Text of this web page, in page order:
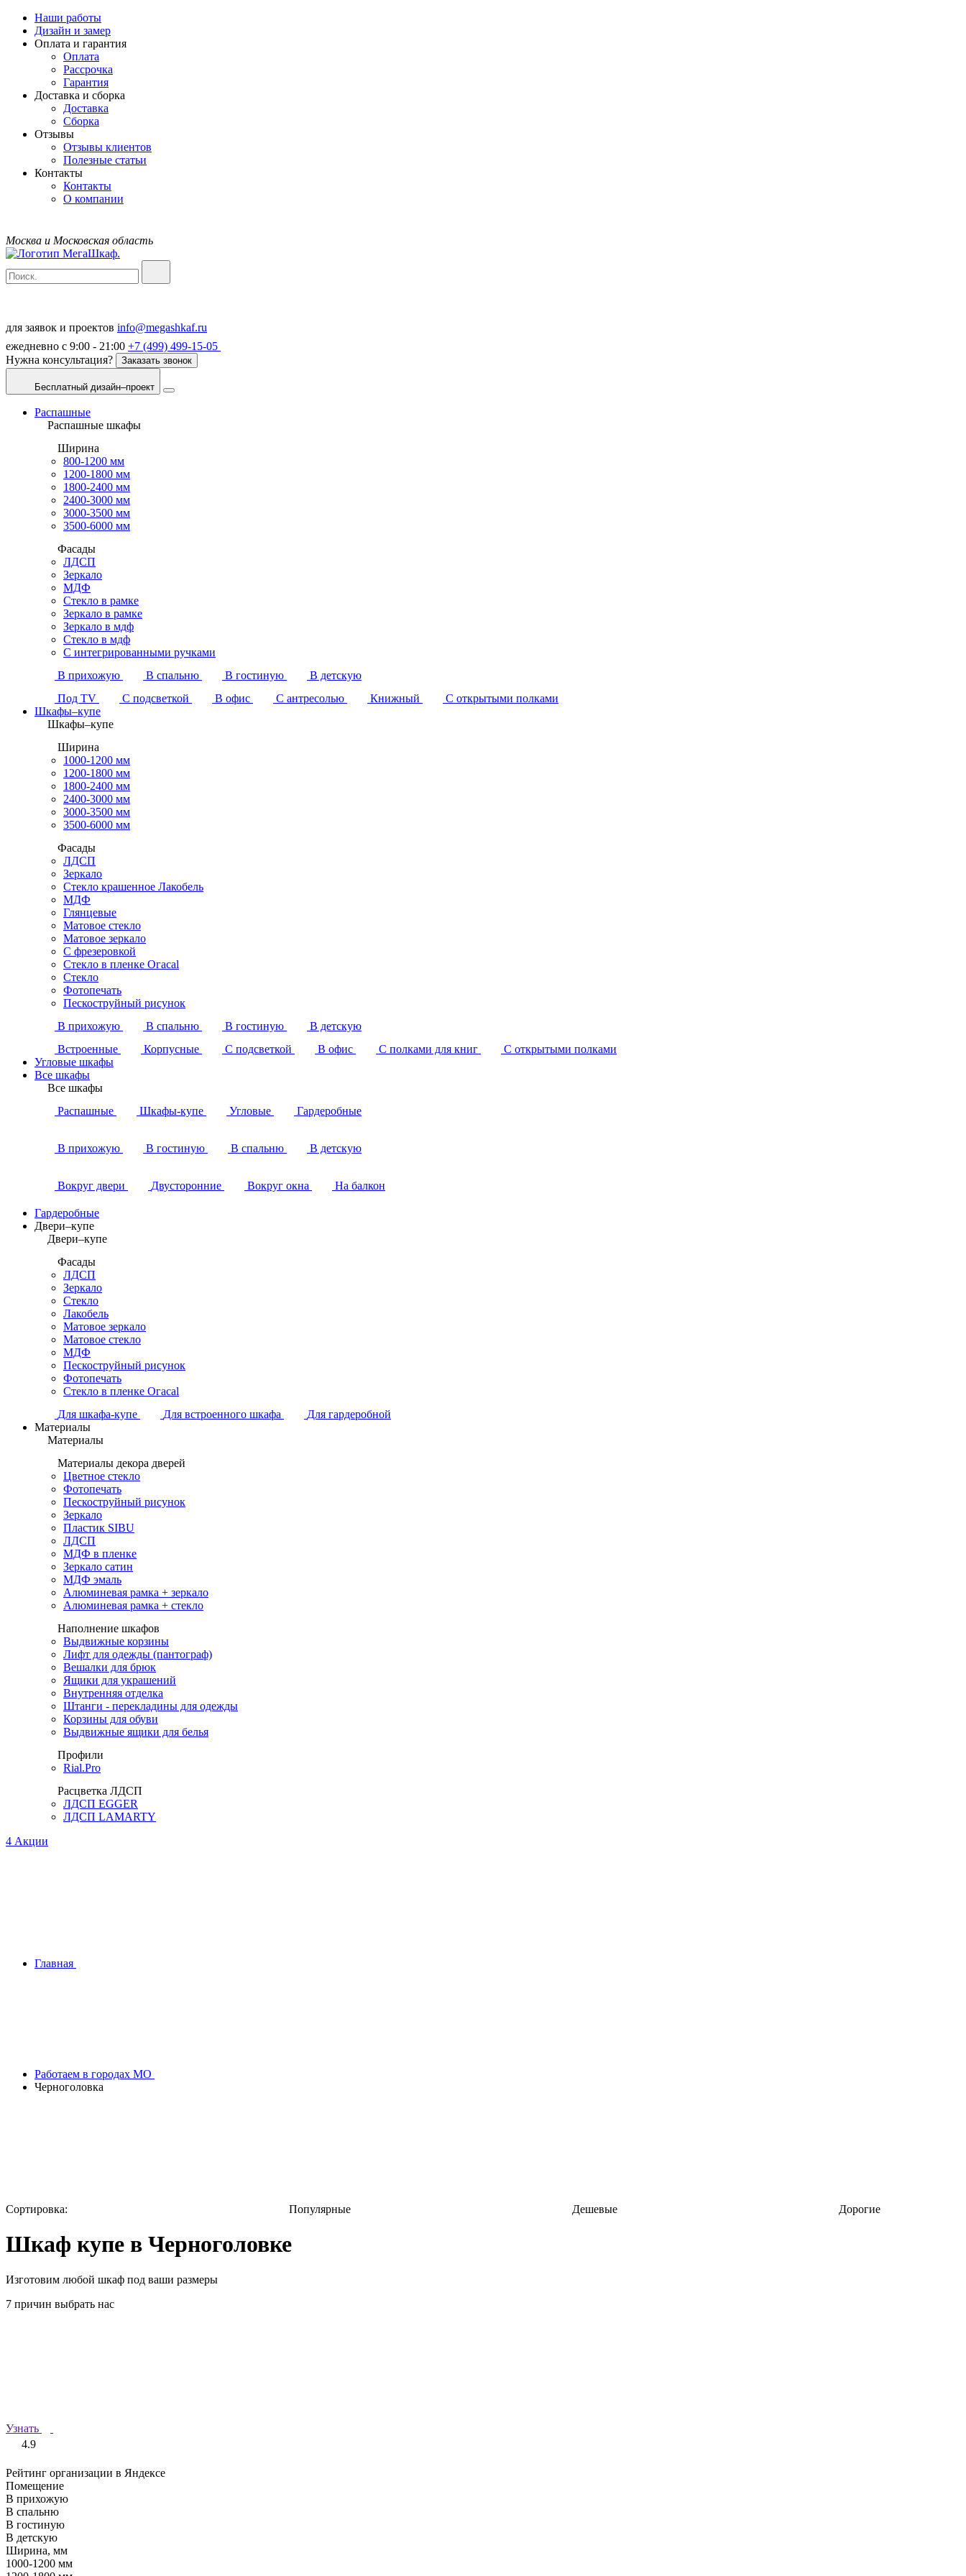
Наши работы
Дизайн и замер
Оплата и гарантия
Оплата
Рассрочка
Гарантия
Доставка и сборка
Доставка
Сборка
Отзывы
Отзывы клиентов
Полезные статьи
Контакты
Контакты
О компании
Москва и Московская область
для заявок и проектов info@megashkaf.ru
ежедневно с 9:00 - 21:00 +7 (499) 499-15-05
Нужна консультация?
Заказать звонок
Бесплатный дизайн–проект
Распашные
Распашные шкафы
Ширина
800-1200 мм
1200-1800 мм
1800-2400 мм
2400-3000 мм
3000-3500 мм
3500-6000 мм
Фасады
ЛДСП
Зеркало
МДФ
Стекло в рамке
Зеркало в рамке
Зеркало в мдф
Стекло в мдф
С интегрированными ручками
В прихожую
В спальню В гостиную
В детскую
Под TV
С подсветкой В офис С антресолью Книжный
С открытыми полками
Шкафы–купе
Шкафы–купе
Ширина
1000-1200 мм
1200-1800 мм
1800-2400 мм
2400-3000 мм
3000-3500 мм
3500-6000 мм
Фасады
ЛДСП
Зеркало
Стекло крашенное Лакобель
МДФ
Глянцевые
Матовое стекло
Матовое зеркало
С фрезеровкой
Стекло в пленке Огасаl
Стекло
Фотопечать
Пескоструйный рисунок
В прихожую
В спальню В гостиную
В детскую
Встроенные
Корпусные С подсветкой В офис С полками для книг
С открытыми полками
Угловые шкафы
Все шкафы
Все шкафы
Распашные
Шкафы-купе Угловые Гардеробные
В прихожую В гостиную В спальню В детскую
Вокруг двери Двусторонние Вокруг окна На балкон
Гардеробные
Двери–купе
Двери–купе
Фасады
ЛДСП
Зеркало
Стекло
Лакобель
Матовое зеркало
Матовое стекло
МДФ
Пескоструйный рисунок
Фотопечать
Стекло в пленке Огасаl
Для шкафа-купе
Для встроенного шкафа
Для гардеробной
Материалы
Материалы
Материалы декора дверей
Цветное стекло
Фотопечать
Пескоструйный рисунок
Зеркало
Пластик SIBU
ЛДСП
МДФ в пленке
Зеркало сатин
МДФ эмаль
Алюминевая рамка + зеркало
Алюминевая рамка + стекло
Наполнение шкафов
Выдвижные корзины
Лифт для одежды (пантограф)
Вешалки для брюк
Ящики для украшений
Внутренняя отделка
Штанги - перекладины для одежды
Корзины для обуви
Выдвижные ящики для белья
Профили
Rial.Pro
Расцветка ЛДСП
ЛДСП EGGER
ЛДСП LAMARTY
4 Акции
Главная
Работаем в городах МО
Черноголовка
Сортировка: Популярные Дешевые Дорогие
Шкаф купе в Черноголовке
Изготовим любой шкаф под ваши размеры
7 причин выбрать нас
Узнать
4.9
Рейтинг организации в Яндексе
Помещение
В прихожую
В спальню
В гостиную
В детскую
Ширина, мм
1000-1200 мм